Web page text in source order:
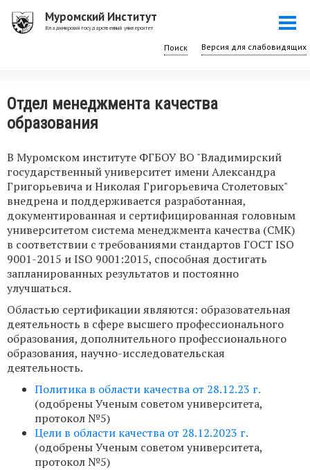
Перейти
Муромский Институт
Владимирский государственный университет
Поиск
Отдел менеджмента качества
образования
В Муромском институте ФГБОУ ВО "Владимирский
государственный университет имени Александра
Григорьевича и Николая Григорьевича Столетовых"
внедрена и поддерживается разработанная,
документированная и сертифицированная головным
университетом система менеджмента качества (СМК)
в соответствии с требованиями стандартов ГОСТ ISO
9001-2015 и ISO 9001:2015, способная достигать
запланированных результатов и постоянно
улучшаться.
Областью сертификации являются: образовательная
деятельность в сфере высшего профессионального
образования, дополнительного профессионального
образования, научно-исследовательская
деятельность.
Политика в области качества от 28.12.23 г.
(одобрены Ученым советом университета,
протокол №5)
Цели в области качества от 28.12.2023 г.
(одобрены Ученым советом университета,
протокол №5)